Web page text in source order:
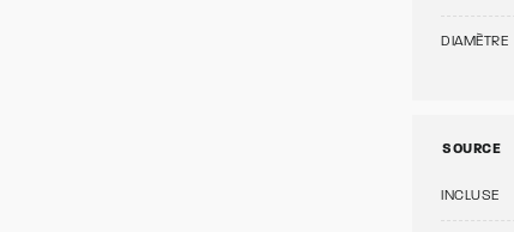
DIAMÈTRE
SOURCE
INCLUSE